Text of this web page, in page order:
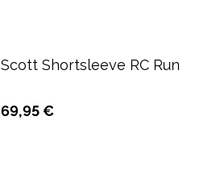
Scott Shortsleeve RC Run
69,95 €